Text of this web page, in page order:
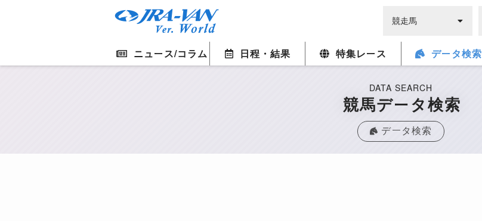
ニュース/コラム 日程・結果 特集レース データ検索
DATA SEARCH
競馬データ検索
データ検索